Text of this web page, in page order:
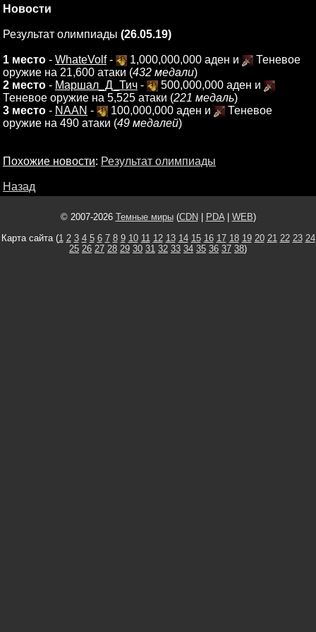
Новости
Результат олимпиады (26.05.19)
1 место - WhateVolf- 1,000,000,000 аден и
Теневое
оружие на 21,600 атаки (432 медали)
2 место - Маршал_Д_Тич -
500,000,000 аден и
Теневое оружие на 5,525 атаки (221 медаль)
3 место - NAAN - 100,000,000 аден и
Теневое
оружие на 490 атаки (49 медалей)
Похожие новости: Результат олимпиады
Назад
© 2007-2026 Темные миры(CDN PDA| WEB)
Карта сайта (1 2 3 4 5 6 7 8 9 10 11 12 13 14 15 16 17 18 19 20 21 22 23 24
25 26 27 28 29 30 31 32 33 34 35 36 37 38)